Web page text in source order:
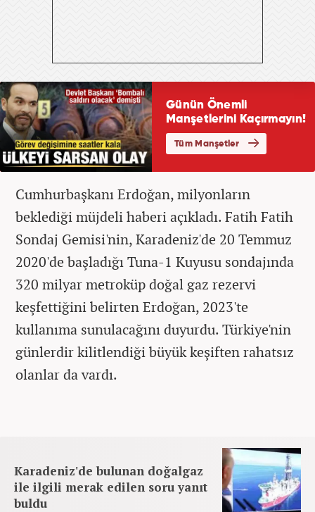
Cumhurbaşkanı Erdoğan, milyonların
beklediği müjdeli haberi açıkladı. Fatih Fatih
Sondaj Gemisi'nin, Karadeniz'de 20 Temmuz
2020'de başladığı Tuna-1 Kuyusu sondajında
320 milyar metroküp doğal gaz rezervi
keşfettiğini belirten Erdoğan, 2023'te
kullanıma sunulacağını duyurdu. Türkiye'nin
günlerdir kilitlendiği büyük keşiften rahatsız
olanlar da vardı.
Karadeniz'de bulunan doğalgaz
ile ilgili merak edilen soru yanıt
buldu